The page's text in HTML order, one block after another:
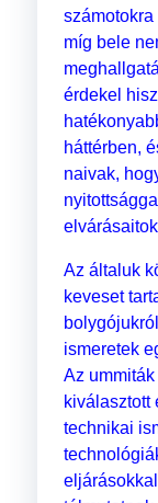
míg bele
érdekel
háttérben,
naivak,
Az általuk
keveset
ismeretek
Az
kiválasztott
technikai